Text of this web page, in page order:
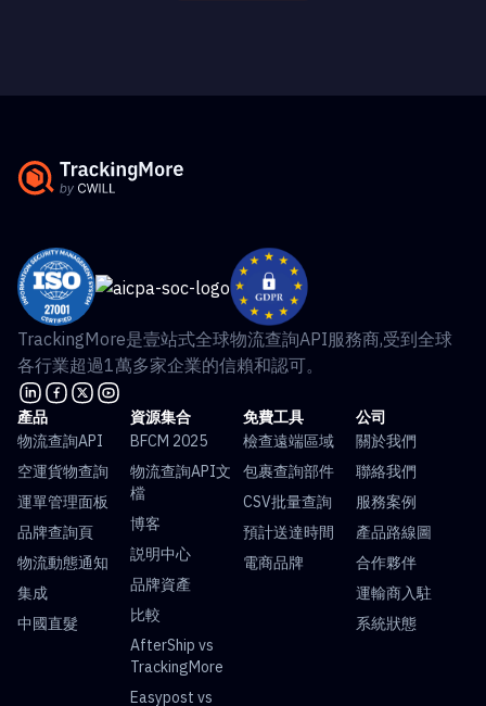
TrackingMore是壹站式全球物流查詢API服務商,受到全球
各行業超過1萬多家企業的信賴和認可。
產品
物流查詢API
空運貨物查詢
運單管理面板
品牌查詢頁
物流動態通知
集成
中國直髮
資源集合
BFCM 2025
物流查詢API文
檔
博客
説明中心
品牌資產
比較
AfterShip vs
TrackingMore
Easypost vs
免費工具
檢查遠端區域
包裹查詢部件
CSV批量查詢
預計送達時間
電商品牌
公司
關於我們
聯絡我們
服務案例
產品路線圖
合作夥伴
運輸商入駐
系統狀態